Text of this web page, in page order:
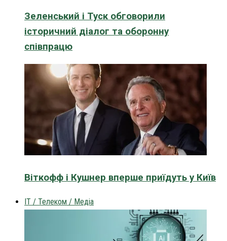
Зеленський і Туск обговорили
історичний діалог та оборонну
співпрацю
Віткофф і Кушнер вперше приїдуть у Київ
IT / Телеком / Медіа